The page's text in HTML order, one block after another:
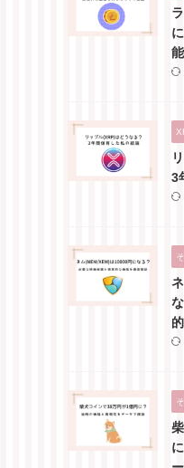
3